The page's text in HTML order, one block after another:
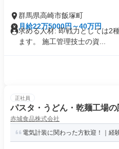
群馬県高崎市飯塚町
月給22万5000円～40万円
求める人材: 即戦力としては2
ます。 施工管理技士の資...
正社員
パスタ・うどん・乾麺工場の
赤城食品株式会社
電気計装に関わった方歓迎！｜経